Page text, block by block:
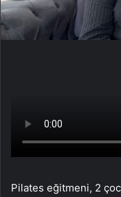
Pilates eğitmeni, 2